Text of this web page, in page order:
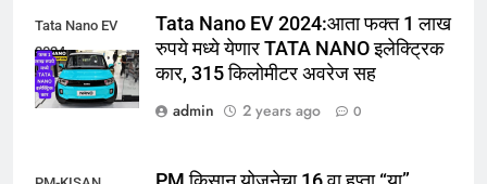
Tata Nano EV
2024
Tata Nano EV 2024:आता फक्त 1 लाख
रुपये मध्ये येणार TATA NANO इलेक्ट्रिक
कार, 315 किलोमीटर अवरेज सह
admin
2 years ago 0